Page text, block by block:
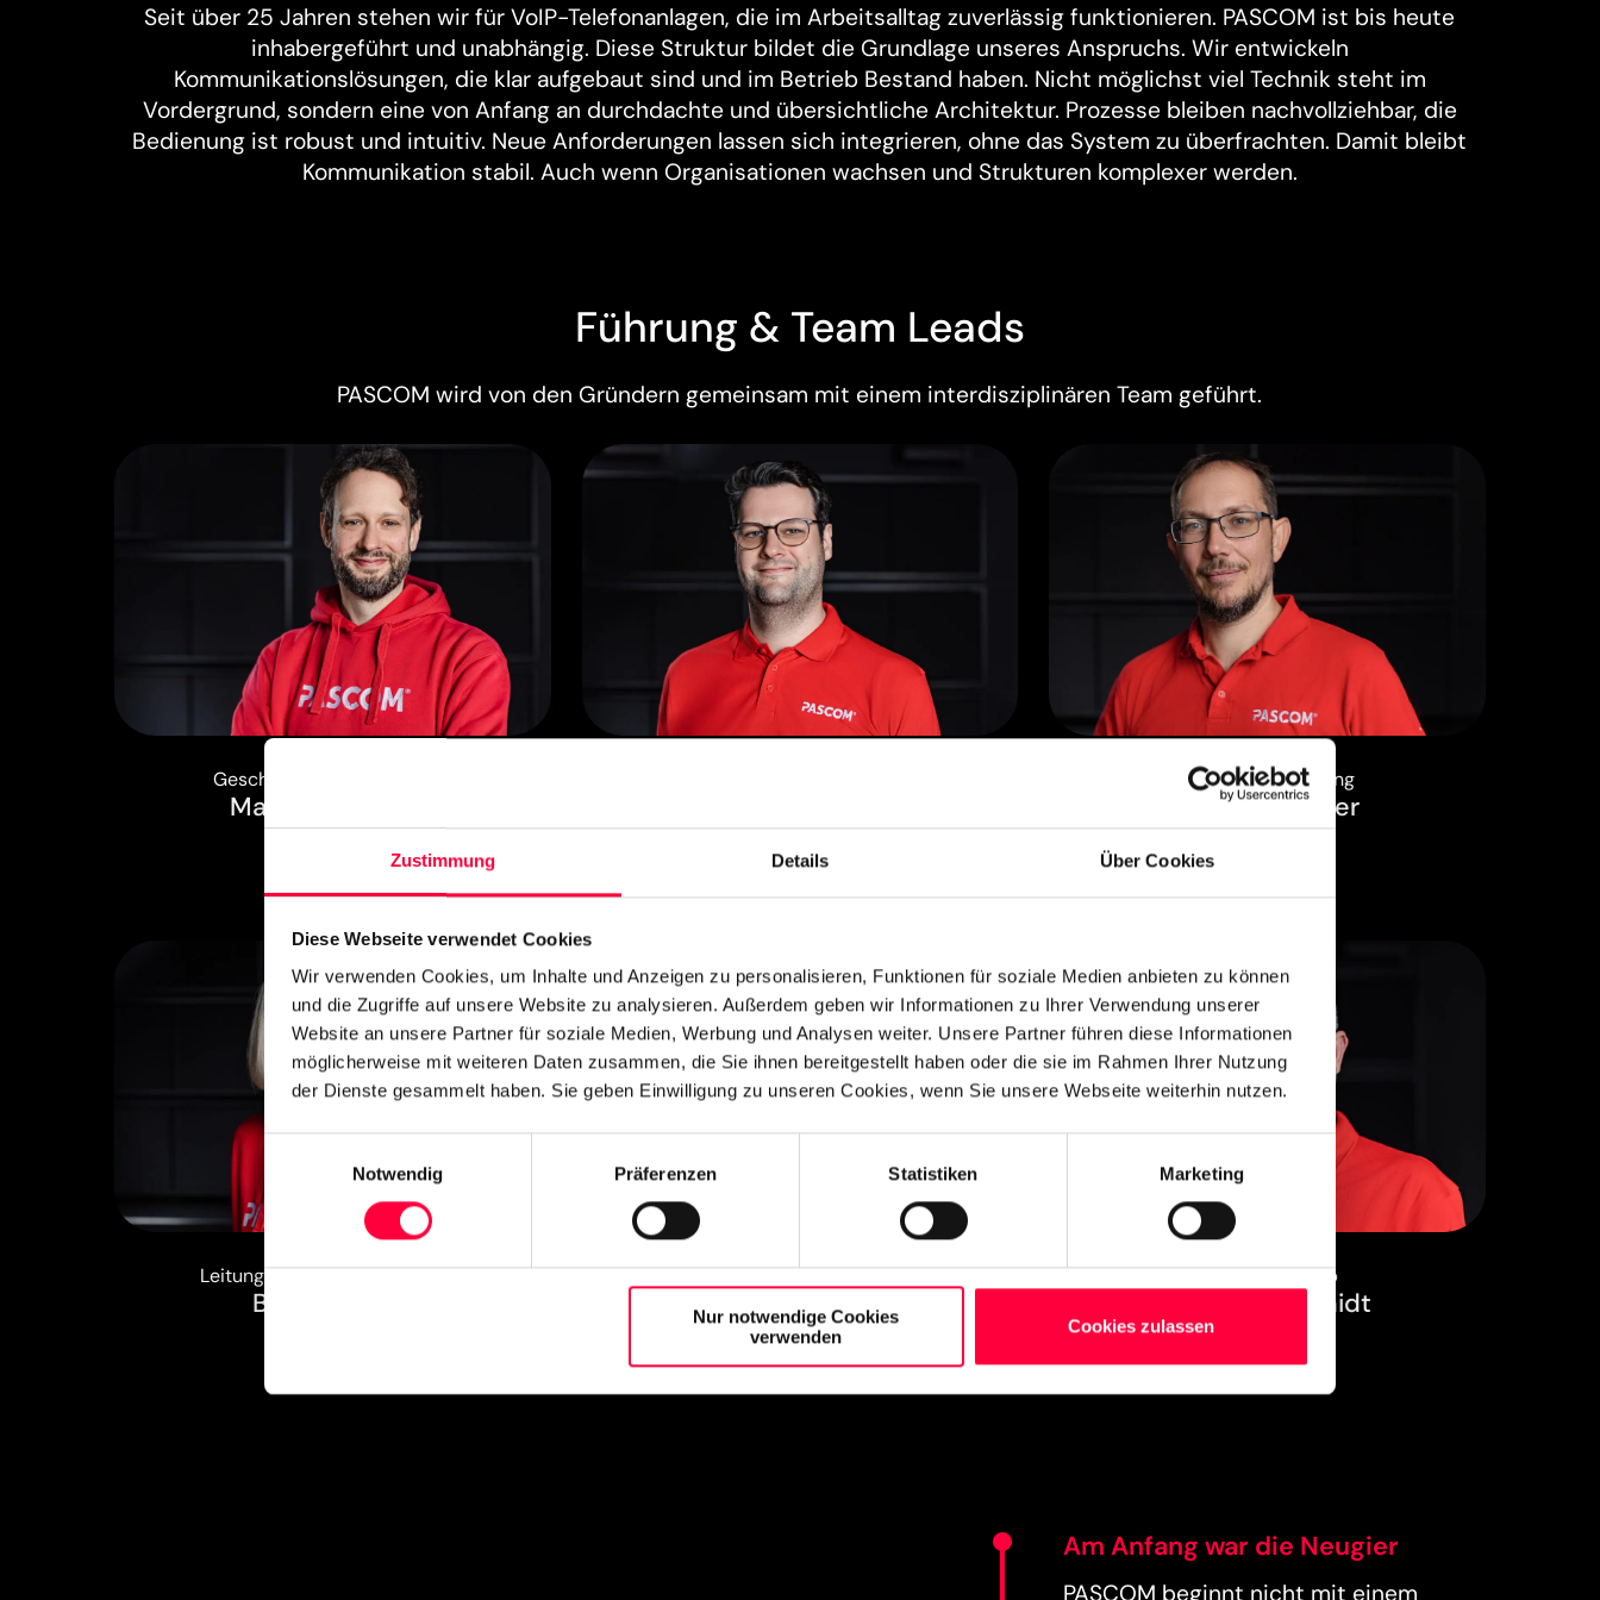
Zustimmung Details Über Cookies
Diese Webseite verwendet Cookies
Wir verwenden Cookies, um Inhalte und Anzeigen zu personalisieren, Funktionen für soziale Medien anbieten zu können
und die Zugriffe auf unsere Website zu analysieren. Außerdem geben wir Informationen zu Ihrer Verwendung unserer
Website an unsere Partner für soziale Medien, Werbung und Analysen weiter. Unsere Partner führen diese Informationen
möglicherweise mit weiteren Daten zusammen, die Sie ihnen bereitgestellt haben oder die sie im Rahmen Ihrer Nutzung
der Dienste gesammelt haben. Sie geben Einwilligung zu unseren Cookies, wenn Sie unsere Webseite weiterhin nutzen.
Notwendig
Präferenzen Statistiken Marketing
Nur notwendige Cookies
verwenden
Cookies zulassen
Seit über 25 Jahren stehen wir für VoIP-Telefonanlagen, die im Arbeitsalltag zuverlässig funktionieren. PASCOM ist bis heute
inhabergeführt und unabhängig. Diese Struktur bildet die Grundlage unseres Anspruchs. Wir entwickeln
Kommunikationslösungen, die klar aufgebaut sind und im Betrieb Bestand haben. Nicht möglichst viel Technik steht im
Vordergrund, sondern eine von Anfang an durchdachte und übersichtliche Architektur. Prozesse bleiben nachvollziehbar, die
Bedienung ist robust und intuitiv. Neue Anforderungen lassen sich integrieren, ohne das System zu überfrachten. Damit bleibt
Kommunikation stabil. Auch wenn Organisationen wachsen und Strukturen komplexer werden.
Führung & Team Leads
PASCOM wird von den Gründern gemeinsam mit einem interdisziplinären Team geführt.
Geschäftsführer & Gründer
Mathias Pasquay
Leitung Entwicklung
Thomas Weber
Leitung Buchhaltung & Einkauf
Beate Weber
Leitung Support
Sebastian Cornely
Leitung Vertrieb
Thomas Schmidt
Am Anfang war die Neugier
PASCOM beginnt nicht mit einem